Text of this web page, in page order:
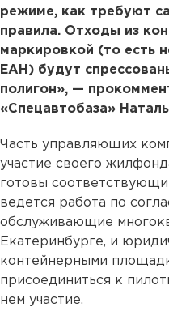
режиме, как требуют
правила. Отходы из
маркировкой (то есть
ЕАН) будут
полигон», —
«Спецавтобаза»
Часть управляющих
участие своего
готовы
ведется работа по
обслуживающие
Екатеринбурге, и
контейнерными
присоединиться к
нем участие.